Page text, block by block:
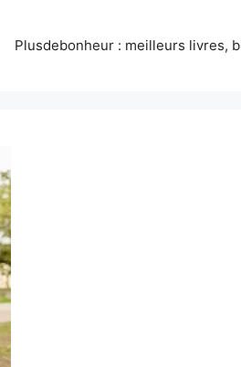
Plusdebonheur : meilleurs livres,